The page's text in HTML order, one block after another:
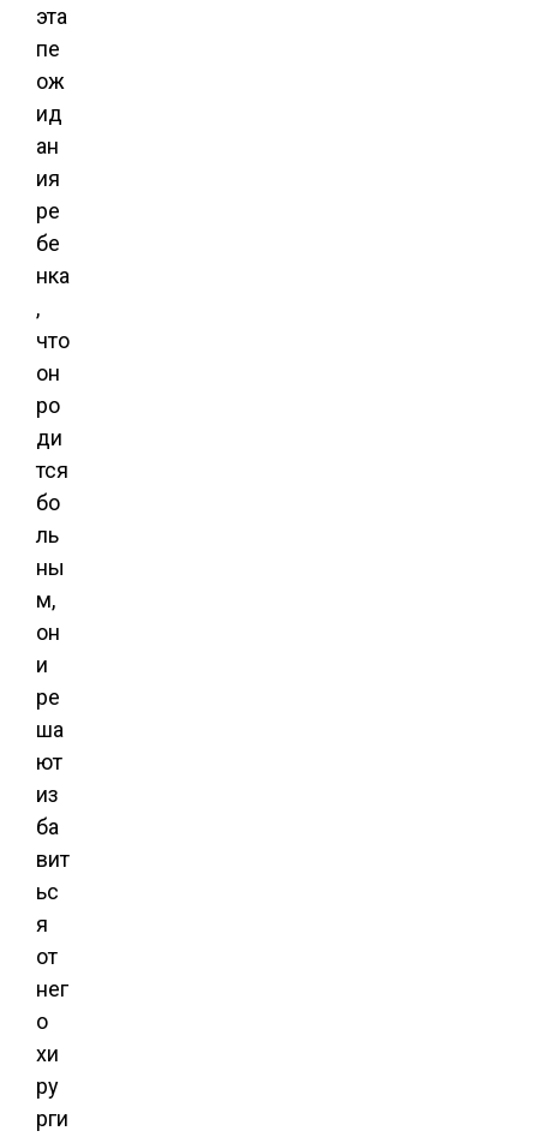
эта
пе
ож
ид
ан
ия
ре
бе
нка
,
что
он
ро
ди
тся
бо
ль
ны
м,
он
и
ре
ша
ют
из
ба
вит
ьс
я
от
нег
о
хи
ру
рги